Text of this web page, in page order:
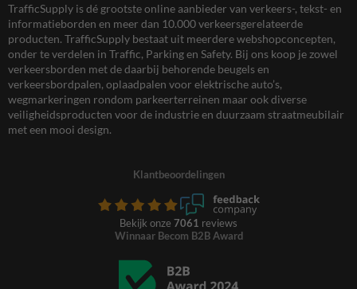
TrafficSupply is dé grootste online aanbieder van verkeers-, tekst- en
informatieborden en meer dan 10.000 verkeersgerelateerde
producten. TrafficSupply bestaat uit meerdere webshopconcepten,
onder te verdelen in Traffic, Parking en Safety. Bij ons koop je zowel
verkeersborden met de daarbij behorende beugels en
verkeersbordpalen, oplaadpalen voor elektrische auto’s,
wegmarkeringen rondom parkeerterreinen maar ook diverse
veiligheidsproducten voor de industrie en duurzaam straatmeubilair
met een mooi design.
Klantbeoordelingen
Bekijk onze 7061 reviews
Winnaar Becom B2B Award